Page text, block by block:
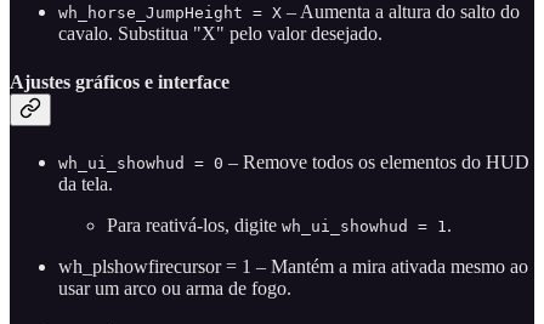
wh_horse_JumpHeight = X – Aumenta a altura do salto do
cavalo. Substitua "X" pelo valor desejado.
Ajustes gráficos e interface
wh_ui_showhud = 0 – Remove todos os elementos do HUD
da tela.
Para reativá-los, digite wh_ui_showhud = 1 .
wh_plshowfirecursor = 1 – Mantém a mira ativada mesmo ao
usar um arco ou arma de fogo.